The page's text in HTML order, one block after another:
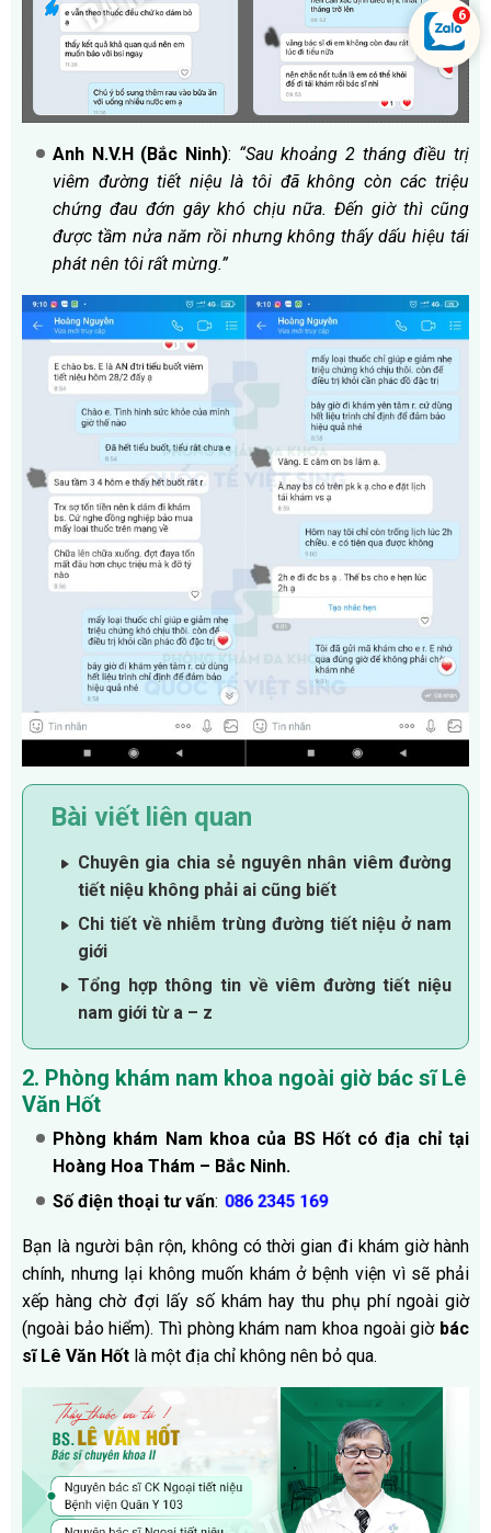
Anh N.V.H (Bắc Ninh): “Sau khoảng 2 tháng điều trị
viêm đường tiết niệu là tôi đã không còn các triệu
chứng đau đớn gây khó chịu nữa. Đến giờ thì cũng
được tầm nửa năm rồi nhưng không thấy dấu hiệu tái
phát nên tôi rất mừng.”
Bài viết liên quan
Chuyên gia chia sẻ nguyên nhân viêm đường
tiết niệu không phải ai cũng biết
Chi tiết về nhiễm trùng đường tiết niệu ở nam
giới
Tổng hợp thông tin về viêm đường tiết niệu
nam giới từ a – z
2. Phòng khám nam khoa ngoài giờ bác sĩ Lê
Văn Hốt
Phòng khám Nam khoa của BS Hốt có địa chỉ tại
Hoàng Hoa Thám – Bắc Ninh.
Số điện thoại tư vấn: 086 2345 169
Bạn là người bận rộn, không có thời gian đi khám giờ hành
chính, nhưng lại không muốn khám ở bệnh viện vì sẽ phải
xếp hàng chờ đợi lấy số khám hay thu phụ phí ngoài giờ
(ngoài bảo hiểm). Thì phòng khám nam khoa ngoài giờ bác
sĩ Lê Văn Hốt là một địa chỉ không nên bỏ qua.